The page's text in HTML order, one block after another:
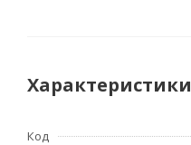
Характеристики
Код